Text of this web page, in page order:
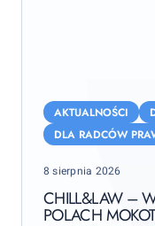
warsztaty
Polach
Mokotowskich
AKTUALNOŚCI
DLA RADCÓW
Posted
8 sierpnia 2026
CHILL&LAW –
POLACH